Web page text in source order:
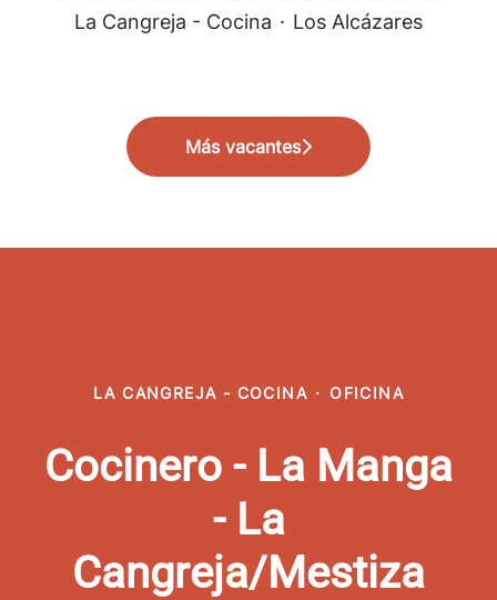
La Cangreja - Cocina · Los Alcázares
Más vacantes
LA CANGREJA - COCINA · OFICINA
Cocinero - La Manga
- La
Cangreja/Mestiza